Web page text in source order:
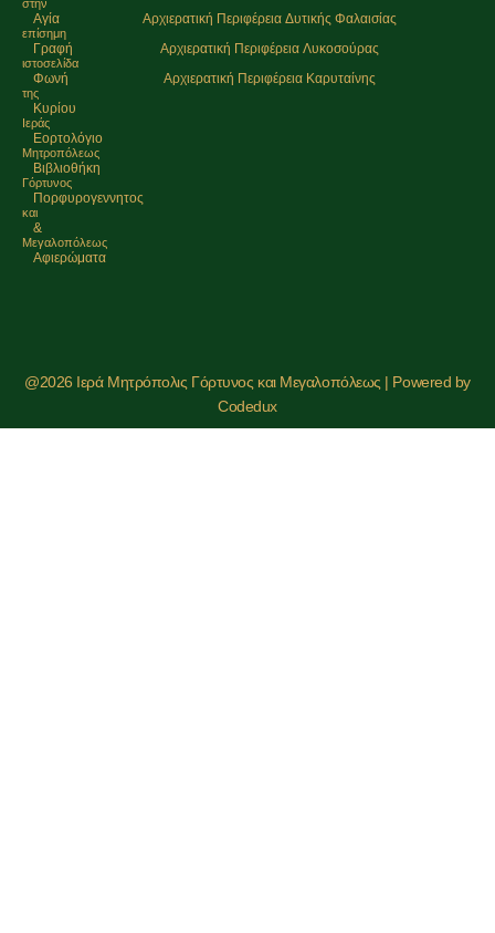
στην
επίσημη
ιστοσελίδα
της
Ιεράς
Μητρoπόλεως
Γόρτυνος
και
Μεγαλοπόλεως
Αγία
Γραφή
Φωνή
Κυρίου
Εορτολόγιο
Βιβλιοθήκη
Πορφυρογεννητος
&
Αφιερώματα
Αρχιερατική Περιφέρεια Δυτικής Φαλαισίας
Αρχιερατική Περιφέρεια Λυκοσούρας
Αρχιερατική Περιφέρεια Καρυταίνης
@2026 Ιερά Μητρόπολις Γόρτυνος και Μεγαλοπόλεως | Powered by
Codedux